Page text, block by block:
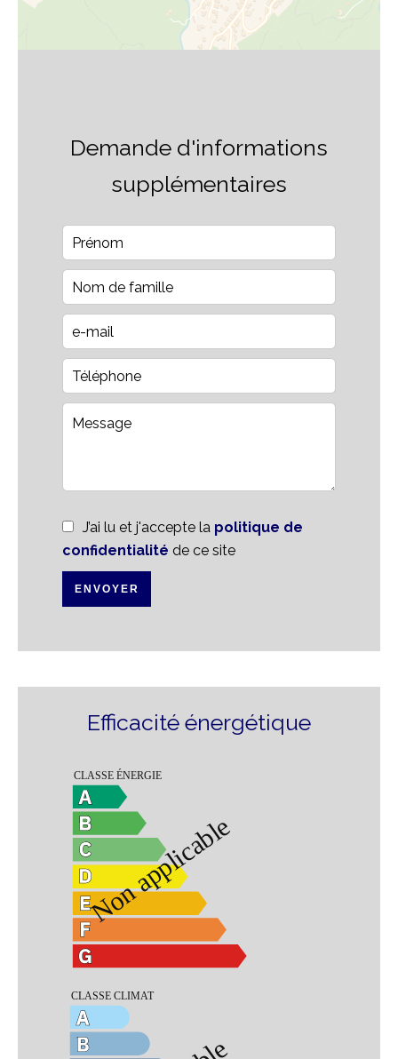
Demande d'informations
supplémentaires
J’ai lu et j'accepte la politique de
confidentialité de ce site
ENVOYER
Efficacité énergétique